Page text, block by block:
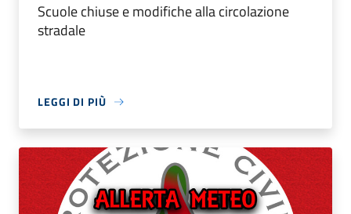
Scuole chiuse e modifiche alla circolazione
stradale
LEGGI DI PIÙ